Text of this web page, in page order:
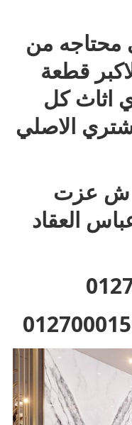
محتاجه من
قطعة
اثاث كل
الاصلي
فرع مدينة نصر : 35 ش عزت
العقاد